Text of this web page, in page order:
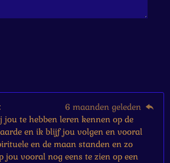
6 maanden geleden
jou te hebben leren kennen op de
en ik blijf jou volgen en vooral
en de maan standen en zo
jou vooral nog eens te zien op een